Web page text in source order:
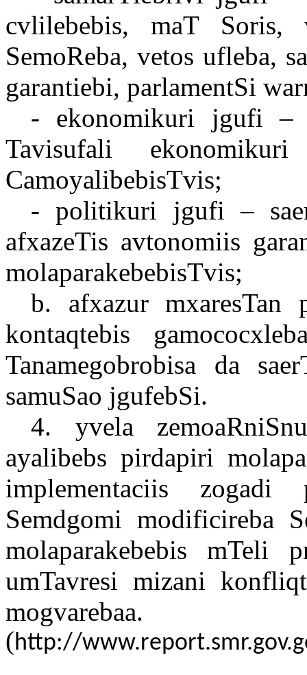
cvlilebebis, maT Soris,
SemoReba, vetos ufleba,
garantiebi, parlamentSi
- ekonomikuri jgufi –
Tavisufali
CamoyalibebisTvis;
- politikuri jgufi –
afxazeTis avtonomiis
molaparakebebisTvis;
b. afxazur
kontaqtebis
Tanamegobrobisa da
samuSao jgufebSi.
4. yvela
ayalibebs pirdapiri
implementaciis zogadi
Semdgomi modificireba
molaparakebebis mTeli
umTavresi mizani
mogvarebaa.
(http://